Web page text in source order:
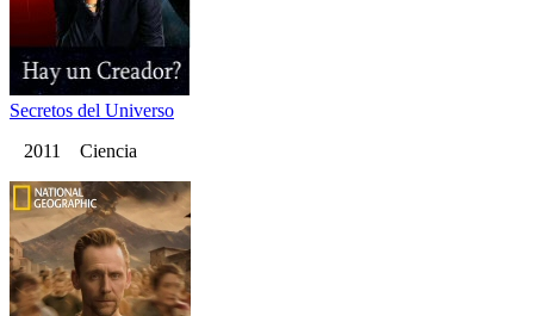
Secretos del Universo
2011 Ciencia